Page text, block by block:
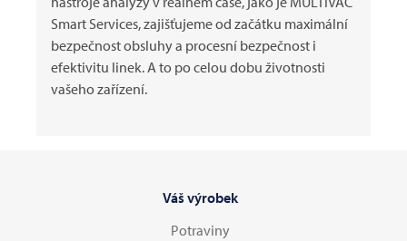
Smart Services, zajišťujeme od začátku maximální
bezpečnost obsluhy a procesní bezpečnost i
efektivitu linek. A to po celou dobu životnosti
vašeho zařízení.
Váš výrobek
Potraviny